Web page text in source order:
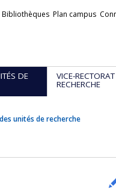
Bibliothèques Plan campus
DE VICE-
RECHERCHE
unités de recherche